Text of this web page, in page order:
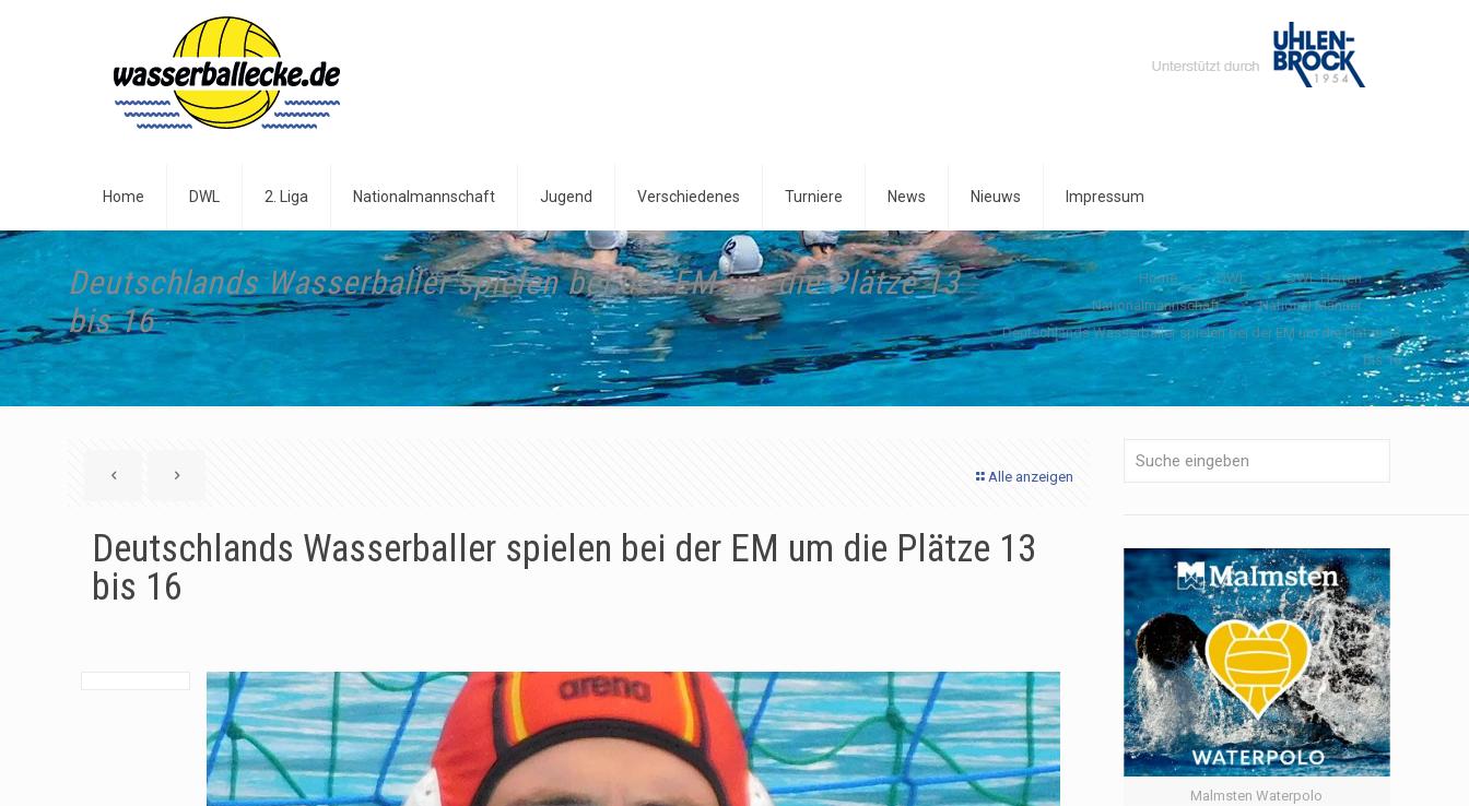
Home DWL 2. Liga Nationalmannschaft Jugend Verschiedenes Turniere News Nieuws Impressum
Deutschlands Wasserballer spielen bei der EM um die Plätze 13
bis 16
Home DWL
DWL Herren
Nationalmannschaft
National Männer
Deutschlands Wasserballer spielen bei der EM um die Plätze 13
bis 16
Alle anzeigen
Deutschlands Wasserballer spielen bei der EM um die Plätze 13
bis 16
Malmsten Waterpolo